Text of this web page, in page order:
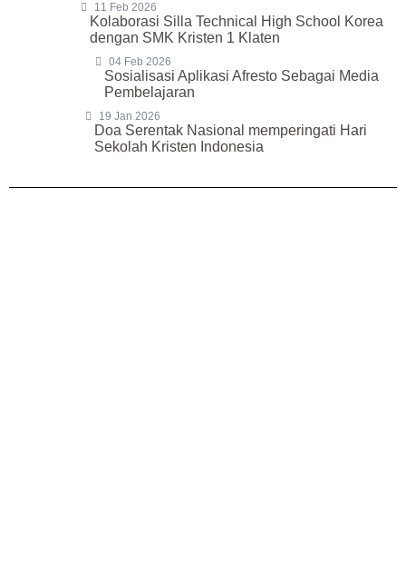
11 Feb 2026
Kolaborasi Silla Technical High School Korea
dengan SMK Kristen 1 Klaten
04 Feb 2026
Sosialisasi Aplikasi Afresto Sebagai Media
Pembelajaran
19 Jan 2026
Doa Serentak Nasional memperingati Hari
Sekolah Kristen Indonesia